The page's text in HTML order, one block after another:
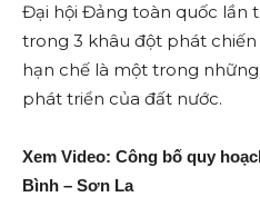
Đại hội Đảng toàn quốc lần
trong 3 khâu đột phát
hạn chế là một trong
phát triển của đất nước.
Xem Video: Công bố quy
Bình – Sơn La